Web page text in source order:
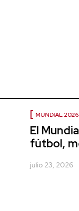
MUNDIAL 2026
El
fútbol,
julio 23, 2026